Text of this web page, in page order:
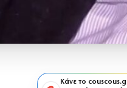
Κάνε το